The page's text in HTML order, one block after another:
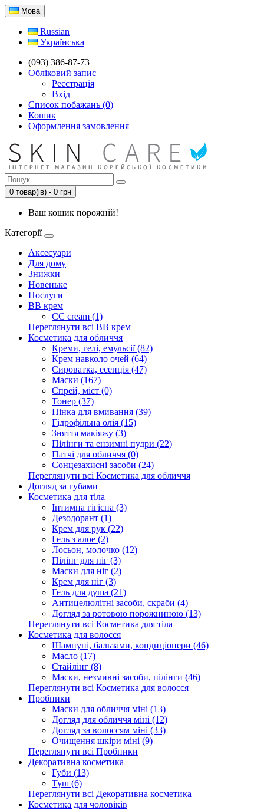
Мова
Russian
Українська
(093) 386-87-73
Обліковий запис
Реєстрація
Вхід
Список побажань (0)
Кошик
Оформлення замовлення
0 товар(ів) - 0 грн
Ваш кошик порожній!
Категорії
Аксесуари
Для дому
Знижки
Новеньке
Послуги
BB крем
CC cream (1)
Переглянути всі BB крем
Косметика для обличчя
Креми, гелі, емульсії (82)
Крем навколо очей (64)
Сироватка, есенція (47)
Маски (167)
Спрей, міст (0)
Тонер (37)
Пінка для вмивання (39)
Гідрофільна олія (15)
Зняття макіяжу (3)
Пілінги та ензимні пудри (22)
Патчі для обличчя (0)
Сонцезахисні засоби (24)
Переглянути всі Косметика для обличчя
Догляд за губами
Косметика для тіла
Інтимна гігієна (3)
Дезодорант (1)
Крем для рук (22)
Гель з алое (2)
Лосьон, молочко (12)
Пілінг для ніг (3)
Маски для ніг (2)
Крем для ніг (3)
Гель для душа (21)
Антицелюлітні засоби, скраби (4)
Догляд за ротовою порожниною (13)
Переглянути всі Косметика для тіла
Косметика для волосся
Шампуні, бальзами, кондиціонери (46)
Масло (17)
Стайлінг (8)
Маски, незмивні засоби, пілінги (46)
Переглянути всі Косметика для волосся
Пробники
Маски для обличчя міні (13)
Догляд для обличчя міні (12)
Догляд за волоссям міні (33)
Очищення шкіри міні (9)
Переглянути всі Пробники
Декоративна косметика
Губи (13)
Туш (6)
Переглянути всі Декоративна косметика
Косметика для чоловіків